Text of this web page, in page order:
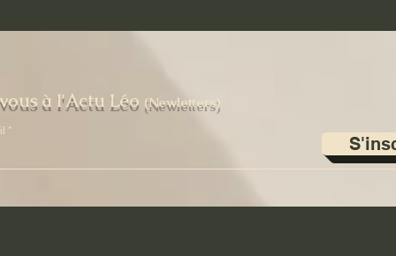
à l'Actu Léo (Newletters)